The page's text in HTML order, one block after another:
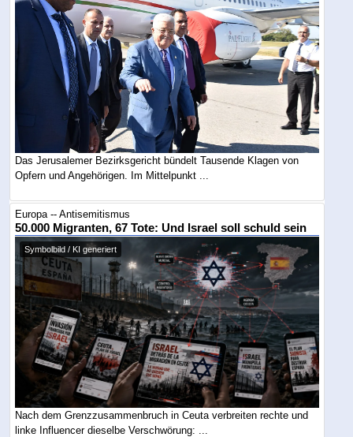
Das Jerusalemer Bezirksgericht bündelt Tausende Klagen von
Opfern und Angehörigen. Im Mittelpunkt ...
Europa -- Antisemitismus
50.000 Migranten, 67 Tote: Und Israel soll schuld sein
Symbolbild / KI generiert
Nach dem Grenzzusammenbruch in Ceuta verbreiten rechte und
linke Influencer dieselbe Verschwörung: ...